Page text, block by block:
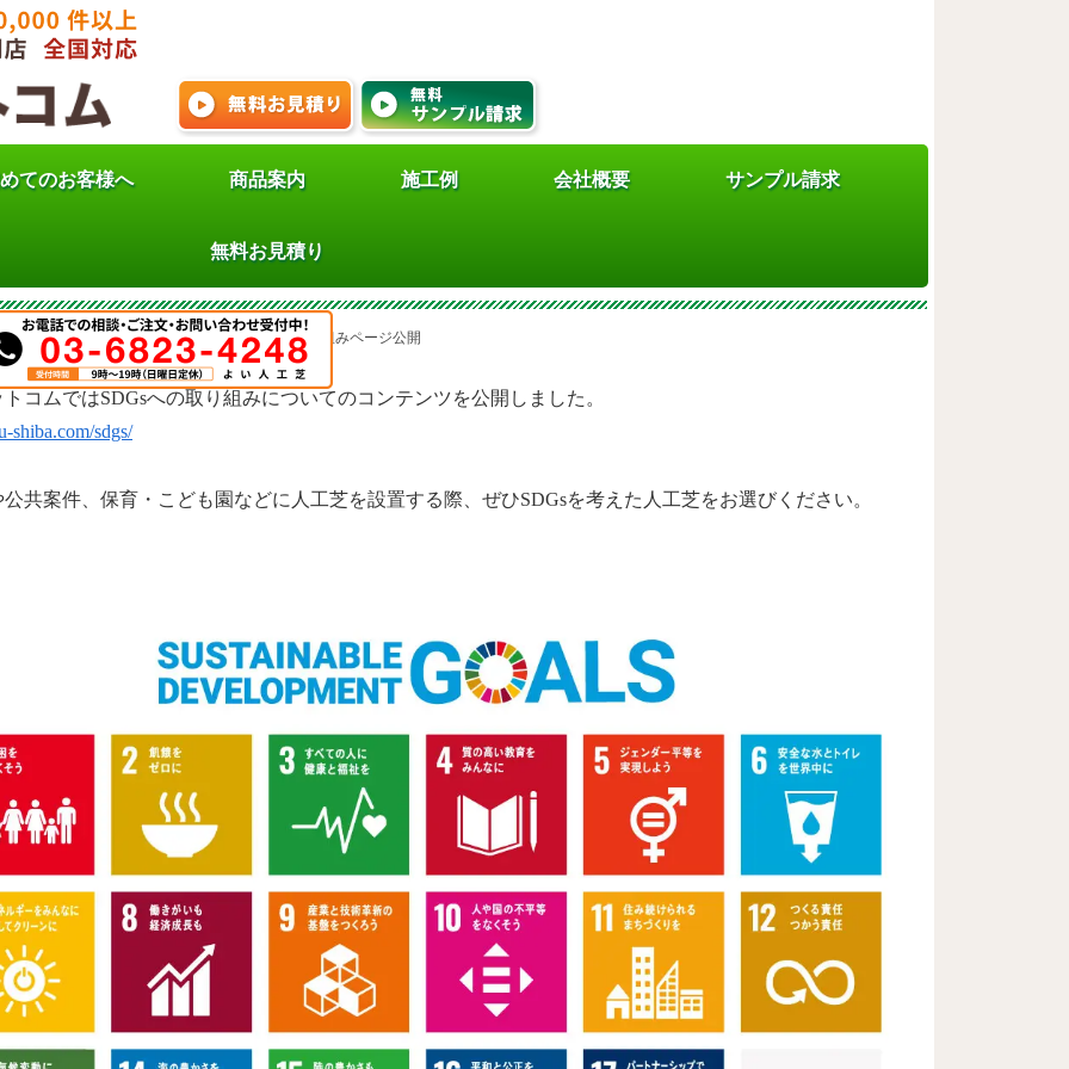
てのお客様へ 商品案内 施工例 会社概要 サンプル請求
無料お見積り
ドットコムSDGsへの取り組みページ公開
せ 新着情報 >人工芝ドットコムSDGsへの取り組みページ公開
コムではSDGsへの取り組みについてのコンテンツを公開しました。
shiba.com/sdgs/
共案件、保育・こども園などに人工芝を設置する際、ぜひSDGsを考えた人工芝をお選びください。